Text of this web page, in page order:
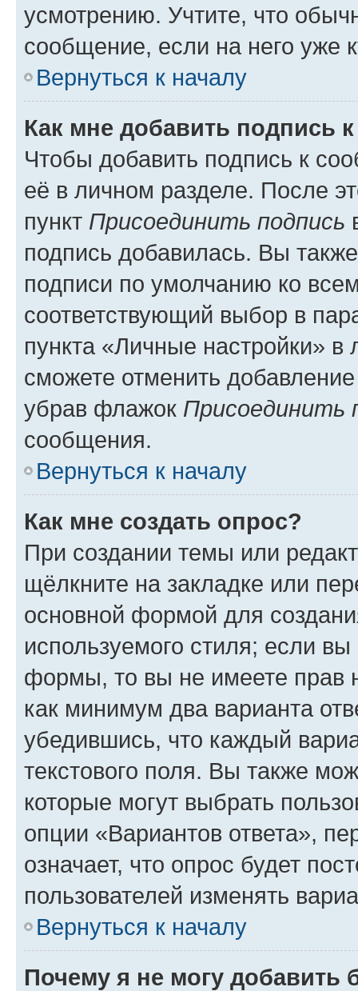
усмотрению. Учтите, что
сообщение, если на него уже
Вернуться к началу
Как мне добавить подпись
Чтобы добавить подпись к
её в личном разделе. После
пункт Присоединить подпись
подпись добавилась. Вы
подписи по умолчанию ко
соответствующий выбор в
пункта «Личные настройки»
сможете отменить
убрав флажок Присоединить
сообщения.
Вернуться к началу
Как мне создать опрос?
При создании темы или
щёлкните на закладке или
основной формой для
используемого стиля; если
формы, то вы не имеете прав
как минимум два варианта
убедившись, что каждый
текстового поля. Вы также
которые могут выбрать
опции «Вариантов ответа»,
означает, что опрос будет
пользователей изменять
Вернуться к началу
Почему я не могу добавить